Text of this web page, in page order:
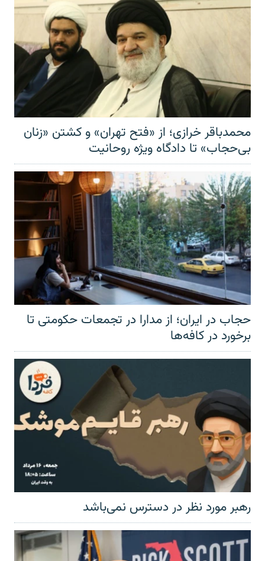
محمدباقر خرازی؛ از «فتح تهران» و کشتن «زنان
بی‌حجاب» تا دادگاه ویژه روحانیت
حجاب در ایران؛ از مدارا در تجمعات حکومتی تا
برخورد در کافه‌ها
رهبر مورد نظر در دسترس نمی‌باشد